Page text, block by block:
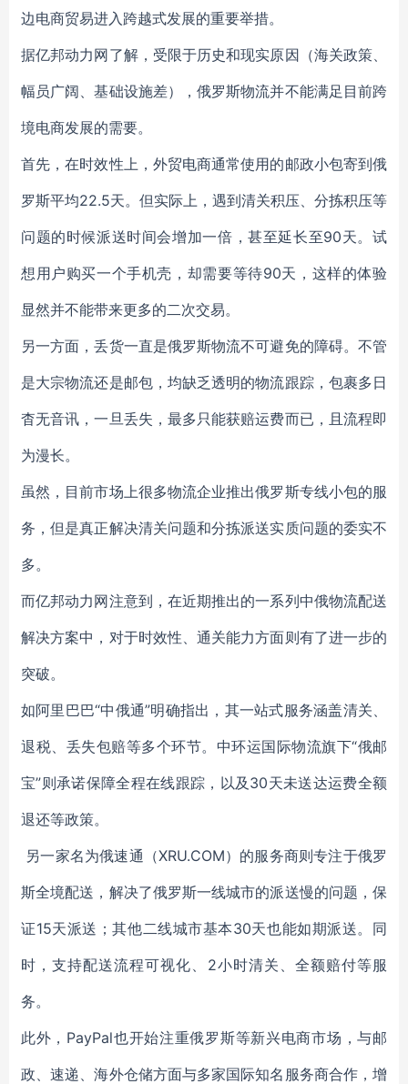
边电商贸易进入跨越式发展的重要举措。
据亿邦动力网了解，受限于历史和现实原因（海关政策、
幅员广阔、基础设施差），俄罗斯物流并不能满足目前跨
境电商发展的需要。
首先，在时效性上，外贸电商通常使用的邮政小包寄到俄
罗斯平均22.5天。但实际上，遇到清关积压、分拣积压等
问题的时候派送时间会增加一倍，甚至延长至90天。试
想用户购买一个手机壳，却需要等待90天，这样的体验
显然并不能带来更多的二次交易。
另一方面，丢货一直是俄罗斯物流不可避免的障碍。不管
是大宗物流还是邮包，均缺乏透明的物流跟踪，包裹多日
杳无音讯，一旦丢失，最多只能获赔运费而已，且流程即
为漫长。
虽然，目前市场上很多物流企业推出俄罗斯专线小包的服
务，但是真正解决清关问题和分拣派送实质问题的委实不
多。
而亿邦动力网注意到，在近期推出的一系列中俄物流配送
解决方案中，对于时效性、通关能力方面则有了进一步的
突破。
如阿里巴巴“中俄通”明确指出，其一站式服务涵盖清关、
退税、丢失包赔等多个环节。中环运国际物流旗下“俄邮
宝”则承诺保障全程在线跟踪，以及30天未送达运费全额
退还等政策。
另一家名为俄速通（XRU.COM）的服务商则专注于俄罗
斯全境配送，解决了俄罗斯一线城市的派送慢的问题，保
证15天派送；其他二线城市基本30天也能如期派送。同
时，支持配送流程可视化、2小时清关、全额赔付等服
务。
此外，PayPal也开始注重俄罗斯等新兴电商市场，与邮
政、速递、海外仓储方面与多家国际知名服务商合作，增